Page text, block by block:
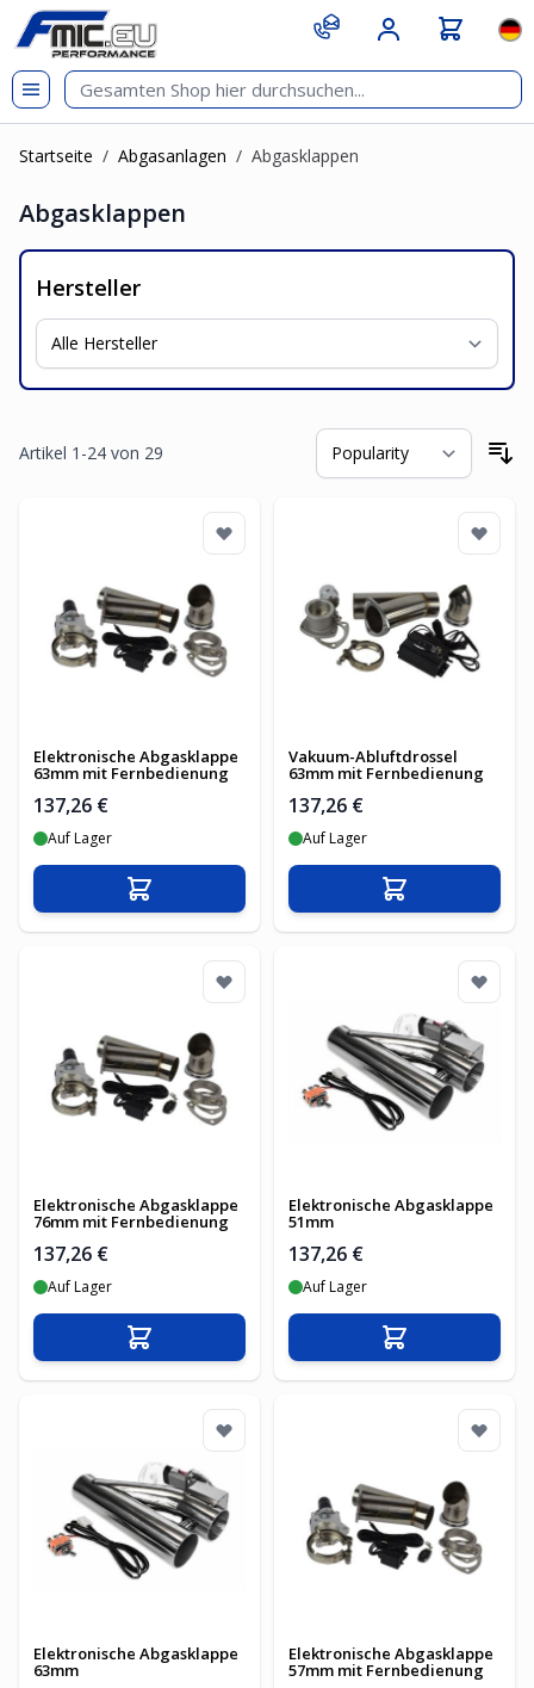
Zum Inhalt springen
git s
Startseite / Abgasanlagen / Abgasklappen
Abgasklappen
Hersteller
Artikel 1 -24 von 29
Elektronische Abgasklappe
63mm mit Fernbedienung
137,26 €
Auf Lager
In den Warenkorb
Vakuum-Abluftdrossel
63mm mit Fernbedienung
137,26 €
Auf Lager
In den
Elektronische Abgasklappe
76mm mit Fernbedienung
137,26 €
Auf Lager
In den Warenkorb
Elektronische Abgasklappe
51mm
137,26 €
Auf Lager
In den
Elektronische Abgasklappe
63mm
Elektronische Abgasklappe
57mm mit Fernbedienung